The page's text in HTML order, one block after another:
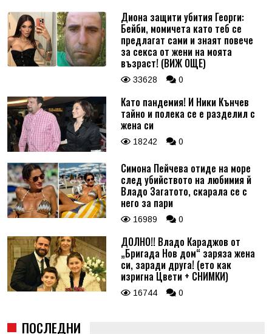
Диона защити убития Георги:
Бейби, момичета като теб се
предлагат сами и знаят повече
за секса от жени на моята
възраст! (ВИЖ ОЩЕ)
33628 0
Като пандемия! И Ники Кънчев
тайно и полека се е разделил с
жена си
18242 0
Симона Пейчева отиде на море
след убийството на любимия й
Владо Загатото, скарала се с
него за пари
16989 0
ДОЛНО!! Владо Караджов от
„Бригада Нов дом“ заряза жена
си, заради друга! (ето как
изригна Цвети + СНИМКИ)
16744 0
ПОСЛЕДНИ